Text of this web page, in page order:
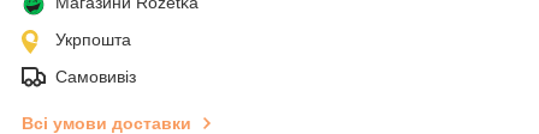
Укрпошта
Самовивіз
Всі умови доставки